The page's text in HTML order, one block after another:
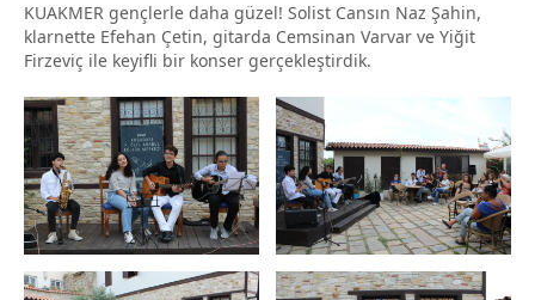
KUAKMER gençlerle daha güzel! Solist Cansın Naz Şahin,
klarnette Efehan Çetin, gitarda Cemsinan Varvar ve Yiğit
Firzeviç ile keyifli bir konser gerçekleştirdik.
Post
navigation